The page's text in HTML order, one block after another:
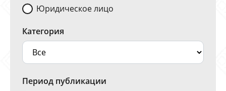
Юридическое лицо
Категория
Период публикации